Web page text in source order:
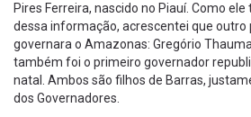
Pires Ferreira, nascido no Piauí. Como
dessa informação, acrescentei que
governara o Amazonas: Gregório
também foi o primeiro governador
natal. Ambos são filhos de Barras,
dos Governadores.